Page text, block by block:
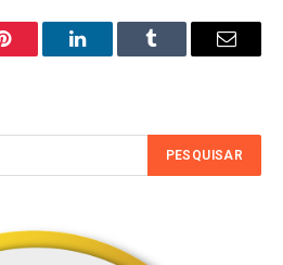
Pinterest LinkedInTumblr Email